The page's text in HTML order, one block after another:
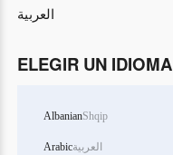
العربية
ELEGIR UN IDIOMA
AlbanianShqip
Arabicالعربية